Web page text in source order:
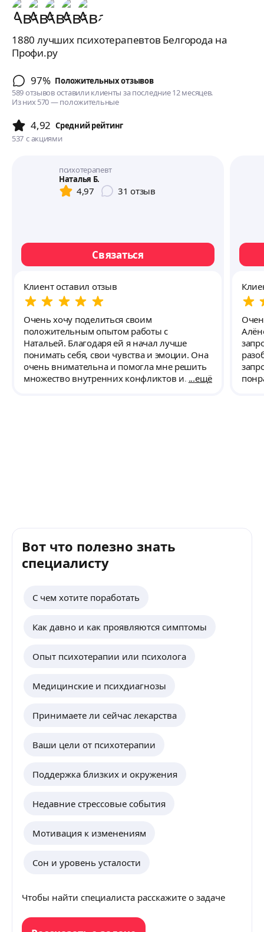
1880 лучших психотерапевтов Белгорода на
Профи.ру
97% Положительных отзывов
589 отзывов оставили клиенты за последние 12 месяцев.
Из них 570 — положительные
4,92 Cредний рейтинг
537 с акциями
психотерапевт
Наталья Б.
4,97 31 отзыв
Связаться
Клиент оставил отзыв
Очень хочу поделиться своим
положительным опытом работы с
Натальей. Благодаря ей я начал лучше
понимать себя, свои чувства и эмоции. Она
очень внимательна и помогла мне решить
множество внутренних конфликтов и
ещё
Вот что полезно знать
специалисту
С чем хотите поработать
Как давно и как проявляются симптомы
Опыт психотерапии или психолога
Медицинские и психдиагнозы
Принимаете ли сейчас лекарства
Ваши цели от психотерапии
Поддержка близких и окружения
Недавние стрессовые события
Мотивация к изменениям
Сон и уровень усталости
Чтобы найти специалиста расскажите о задаче